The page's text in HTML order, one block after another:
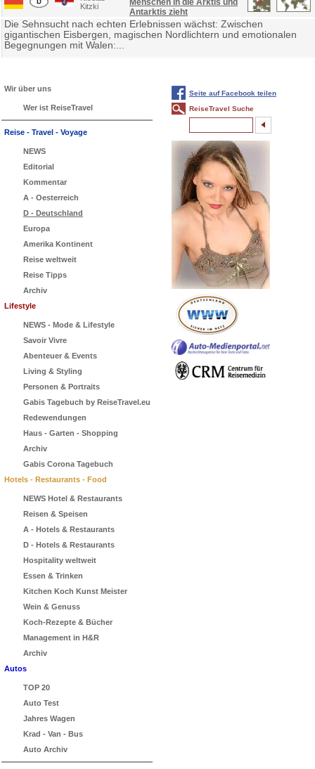
Kitzki
Menschen in die Arktis und
Antarktis zieht
Die Sehnsucht nach echten Erlebnissen wächst: Zwischen
gigantischen Eisbergen, magischen Nordlichtern und emotionalen
Begegnungen mit Walen:...
Wir über uns
Wer ist ReiseTravel
Reise - Travel - Voyage
NEWS
Editorial
Kommentar
A - Oesterreich
D - Deutschland
Europa
Amerika Kontinent
Reise weltweit
Reise Tipps
Archiv
Lifestyle
NEWS - Mode & Lifestyle
Savoir Vivre
Abenteuer & Events
Living & Styling
Personen & Portraits
Gabis Tagebuch by ReiseTravel.eu
Redewendungen
Haus - Garten - Shopping
Archiv
Gabis Corona Tagebuch
Hotels - Restaurants - Food
NEWS Hotel & Restaurants
Reisen & Speisen
A - Hotels & Restaurants
D - Hotels & Restaurants
Hospitality weltweit
Essen & Trinken
Kitchen Koch Kunst Meister
Wein & Genuss
Koch-Rezepte & Bücher
Management in H&R
Archiv
Autos
TOP 20
Auto Test
Jahres Wagen
Krad - Van - Bus
Auto Archiv
Seite auf Facebook teilen
ReiseTravel Suche